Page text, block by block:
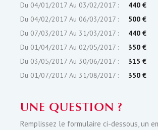
Du 04/01/2017 Au 03/02/2017 :
440 €
Du 04/02/2017 Au 06/03/2017 :
500 €
Du 07/03/2017 Au 31/03/2017 :
440 €
Du 01/04/2017 Au 02/05/2017 :
350 €
Du 03/05/2017 Au 30/06/2017 :
315 €
Du 01/07/2017 Au 31/08/2017 :
350 €
UNE QUESTION ?
Remplissez le formulaire ci-dessous, un